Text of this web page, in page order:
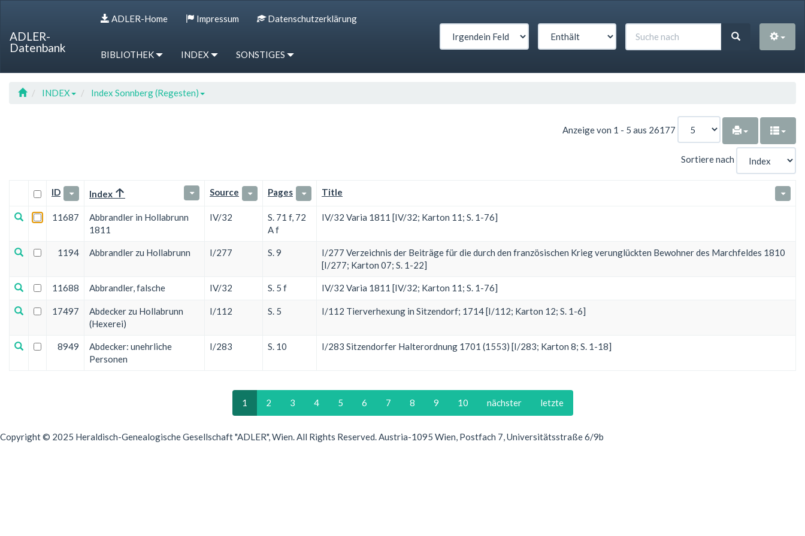
Tabelle
Menü
Suche
ADLER-
Datenbank
ADLER-Home Impressum Datenschutzerklärung
BIBLIOTHEK INDEX SONSTIGES
INDEX Index Sonnberg (Regesten)
Anzeige von 1 - 5 aus 26177
Sortiere nach
ID Index Source Pages Title
11687
Abbrandler in Hollabrunn
1811
IV/32
S. 71 f, 72
A f
IV/32 Varia 1811 [IV/32; Karton 11; S. 1-76]
1194 Abbrandler zu Hollabrunn I/277 S. 9
I/277 Verzeichnis der Beiträge für die durch den französischen Krieg verunglückten Bewohner des Marchfeldes 1810
[I/277; Karton 07; S. 1-22]
11688 Abbrandler, falsche IV/32 S. 5 f IV/32 Varia 1811 [IV/32; Karton 11; S. 1-76]
17497
Abdecker zu Hollabrunn
(Hexerei)
I/112 S. 5 I/112 Tierverhexung in Sitzendorf; 1714 [I/112; Karton 12; S. 1-6]
8949
Abdecker: unehrliche
Personen
I/283 S. 10 I/283 Sitzendorfer Halterordnung 1701 (1553) [I/283; Karton 8; S. 1-18]
1 2 3 4 5 6 7 8 9 10 nächster letzte
Copyright © 2025 Heraldisch-Genealogische Gesellschaft "ADLER", Wien. All Rights Reserved. Austria-1095 Wien, Postfach 7, Universitätsstraße 6/9b